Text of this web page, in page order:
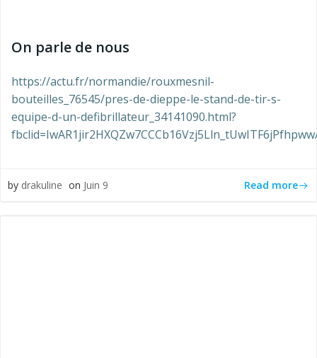
On parle de nous
https://actu.fr/normandie/rouxmesnil-
bouteilles_76545/pres-de-dieppe-le-stand-de-tir-s-
equipe-d-un-defibrillateur_34141090.html?
by drakuline on Juin 9 Read more